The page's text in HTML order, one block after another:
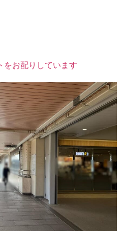
お配りしています